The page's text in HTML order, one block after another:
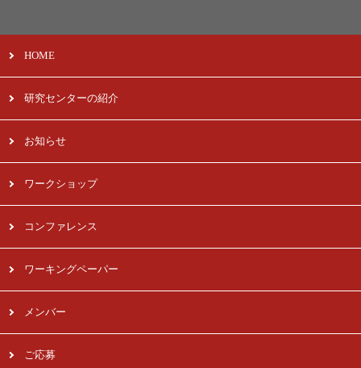
HOME
研究センターの紹介
お知らせ
ワークショップ
コンファレンス
ワーキングペーパー
メンバー
ご応募